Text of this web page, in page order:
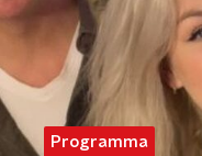
Programma